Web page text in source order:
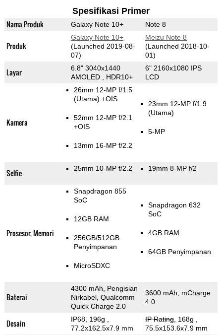
Spesifikasi Primer
Nama Produk Galaxy Note 10+ Note 8
Produk
Galaxy Note 10+
(Launched 2019-08-
07)
Meizu Note 8
(Launched 2018-10-
01)
Layar
6.8" 3040x1440
AMOLED , HDR10+
6" 2160x1080 IPS
LCD
Kamera
26mm 12-MP f/1.5
(Utama) +OIS
52mm 12-MP f/2.1
+OIS
13mm 16-MP f/2.2
23mm 12-MP f/1.9
(Utama)
5-MP
Selfie 25mm 10-MP f/2.2 19mm 8-MP f/2
Prosesor, Memori
Snapdragon 855
SoC
12GB RAM
256GB/512GB
Penyimpanan
MicroSDXC
Snapdragon 632
SoC
4GB RAM
64GB Penyimpanan
Baterai
4300 mAh, Pengisian
Nirkabel, Qualcomm
Quick Charge 2.0
3600 mAh, mCharge
4.0
Desain IP68, 196g
77.2x162.5x7.9 mm
IP Rating, 168g
75.5x153.6x7.9 mm